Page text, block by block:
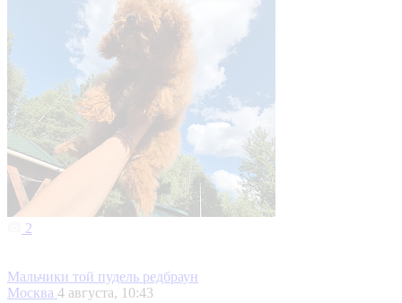
2
Мальчики той пудель редбраун
Москва 4 августа, 10:43